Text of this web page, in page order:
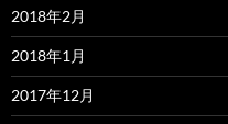
2018年2月
2018年1月
2017年12月